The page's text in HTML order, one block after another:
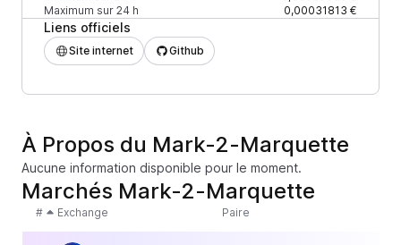
Maximum sur 24 h
0,00031813 €
Liens officiels
Site internet Github
À Propos du Mark-2-Marquette
Aucune information disponible pour le moment.
Marchés Mark-2-Marquette
# Exchange Paire